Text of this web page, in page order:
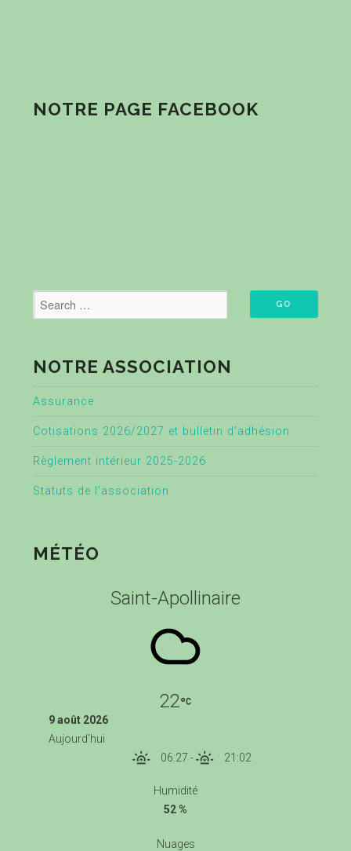
NOTRE PAGE FACEBOOK
NOTRE ASSOCIATION
Assurance
Cotisations 2026/2027 et bulletin d’adhésion
Règlement intérieur 2025-2026
Statuts de l’association
MÉTÉO
Saint-Apollinaire
22
9 août 2026
Aujourd'hui
06:27 - 21:02
Humidité
52 %
Nuages